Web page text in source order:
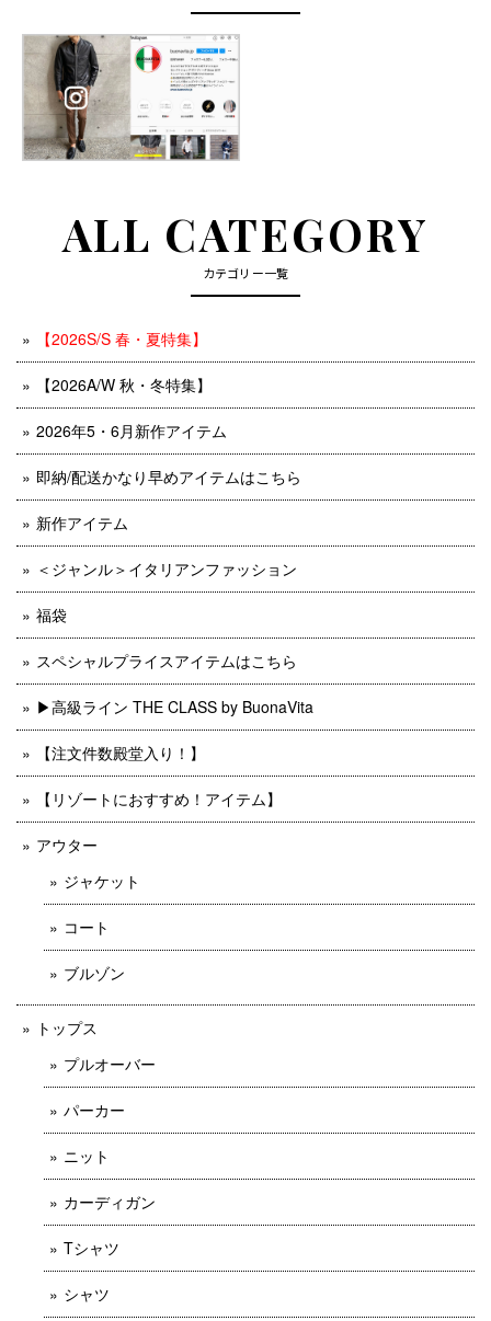
ALL CATEGORY
カテゴリー一覧
【2026S/S 春・夏特集】
【2026A/W 秋・冬特集】
2026年5・6月新作アイテム
即納/配送かなり早めアイテムはこちら
新作アイテム
＜ジャンル＞イタリアンファッション
福袋
スペシャルプライスアイテムはこちら
▶︎高級ライン THE CLASS by BuonaVita
【注文件数殿堂入り！】
【リゾートにおすすめ！アイテム】
アウター
ジャケット
コート
ブルゾン
トップス
プルオーバー
パーカー
ニット
カーディガン
Tシャツ
シャツ